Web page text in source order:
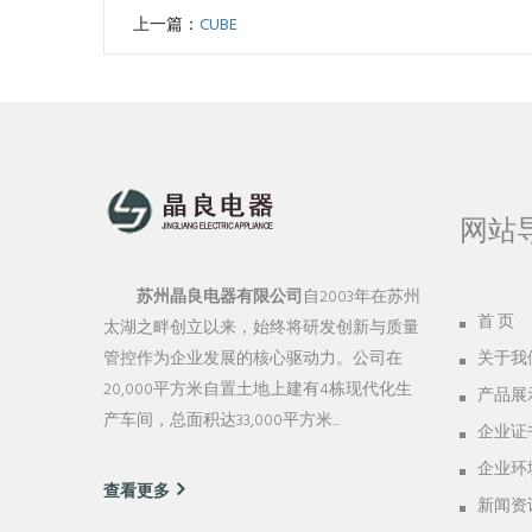
上一篇： CUBE
苏州晶良电器有限公司自2003年在苏州
太湖之畔创立以来，始终将研发创新与质量
管控作为企业发展的核心驱动力。公司在
20,000平方米自置土地上建有4栋现代化生
产车间，总面积达33,000平方米...
查看更多
网站
首 页
关于
产品
企业证
企业环
新闻资